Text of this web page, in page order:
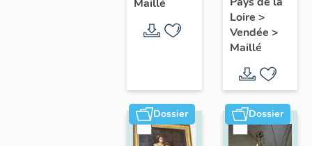
musical
Maillé
statues,
bas-
de la
Vierge
Loire >
Vendée >
Maillé
Dossier Dossier